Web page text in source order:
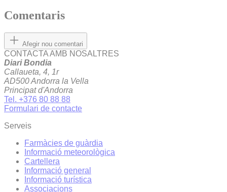
Comentaris
Afegir nou comentari
CONTACTA AMB NOSALTRES
Diari Bondia
Callaueta, 4, 1r
AD500 Andorra la Vella
Principat d'Andorra
Tel. +376 80 88 88
Formulari de contacte
Serveis
Farmàcies de guàrdia
Informació meteorològica
Cartellera
Informació general
Informació turística
Associacions